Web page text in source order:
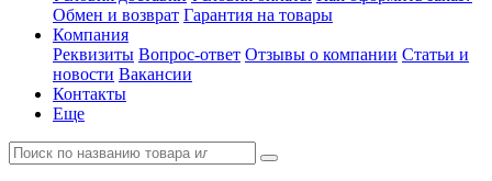
Обмен и возврат Гарантия на товары
Компания
Реквизиты Вопрос-ответ Отзывы о компании Статьи и
новости Вакансии
Контакты
Еще